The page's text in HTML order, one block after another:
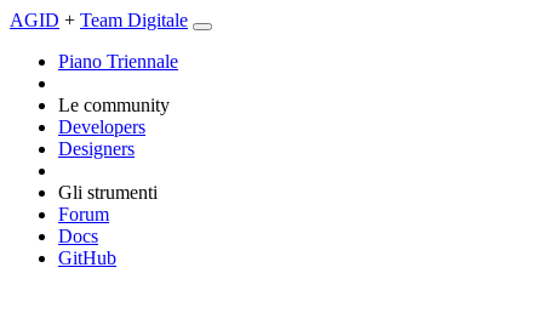
AGID + Team Digitale
Piano Triennale
Le community
Developers
Designers
Gli strumenti
Forum
Docs
GitHub